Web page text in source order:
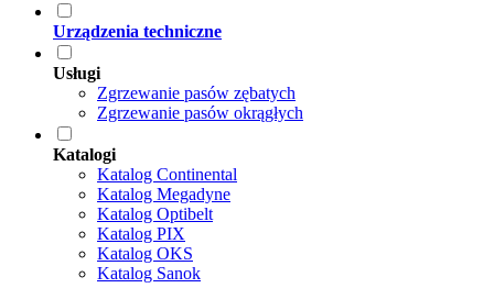
Urządzenia techniczne
Usługi
Zgrzewanie pasów zębatych
Zgrzewanie pasów okrągłych
Katalogi
Katalog Continental
Katalog Megadyne
Katalog Optibelt
Katalog PIX
Katalog OKS
Katalog Sanok